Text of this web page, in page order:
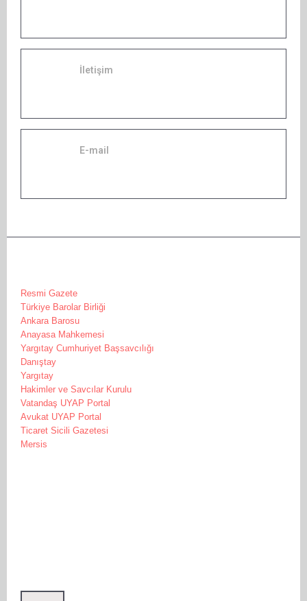
İletişim
E-mail
Resmi Gazete
Türkiye Barolar Birliği
Ankara Barosu
Anayasa Mahkemesi
Yargıtay Cumhuriyet Başsavcılığı
Danıştay
Yargıtay
Hakimler ve Savcılar Kurulu
Vatandaş UYAP Portal
Avukat UYAP Portal
Ticaret Sicili Gazetesi
Mersis